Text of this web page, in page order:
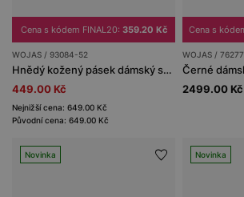
Cena s kódem FINAL20: 359.20 Kč
WOJAS / 93084-52
Hnědý kožený pásek dámský se zlatou sponou
449.00 Kč
Nejnižší cena: 649.00 Kč
Původní cena: 649.00 Kč
Cena s
WOJAS /
2499.00 Kč
Novinka Novinka